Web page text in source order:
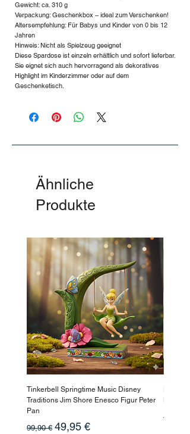
Gewicht: ca. 310 g
Verpackung: Geschenkbox – ideal zum Verschenken!
Altersempfehlung: Für Babys und Kinder von 0 bis 12
Jahren
Hinweis: Nicht als Spielzeug geeignet
Diese Spardose ist einzeln erhältlich und sofort lieferbar.
Sie eignet sich auch hervorragend als dekoratives
Highlight im Kinderzimmer oder auf dem
Geschenketisch.
Ähnliche
Produkte
Tinkerbell Springtime Music Disney
Traditions Jim Shore Enesco Figur Peter
Pan
Standardpreis
99,90 € Sale-Preis
49,95 €
10,90 €